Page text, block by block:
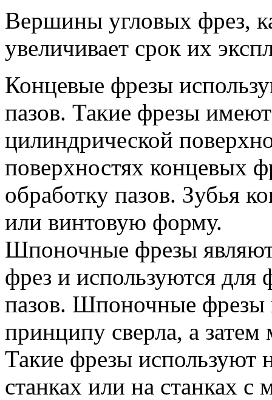
Вершины угловых фрез,
увеличивает срок их
Концевые фрезы
пазов. Такие фрезы
цилиндрической
поверхностях концевых
обработку пазов. Зубья
или винтовую форму.
Шпоночные фрезы
фрез и используются
пазов. Шпоночные фрезы
принципу сверла, а
Такие фрезы используют
станках или на станках с